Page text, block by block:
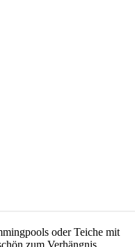
oder Teiche mit
zum Verhängnis